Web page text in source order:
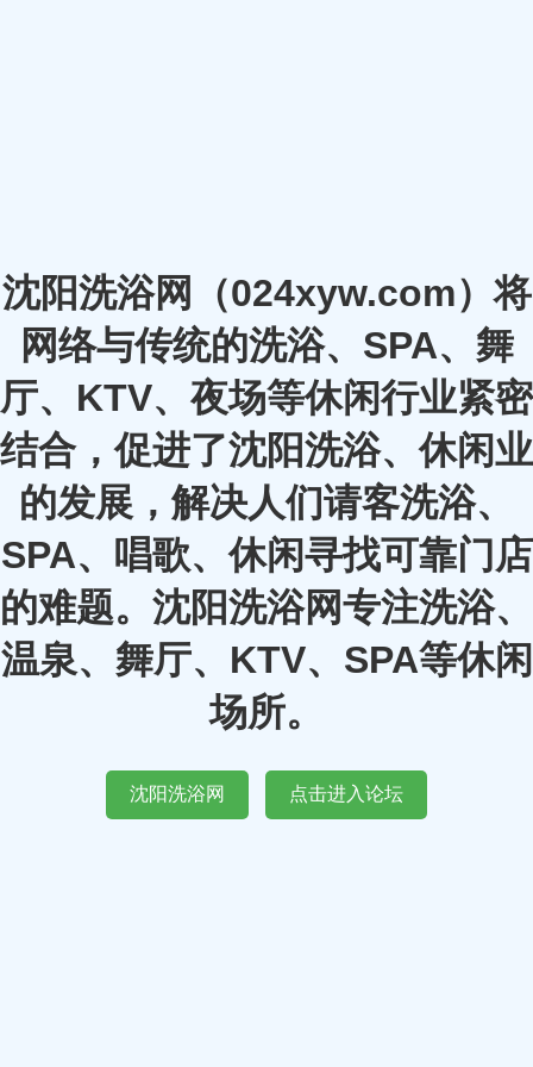
沈阳洗浴网（024xyw.com）将
网络与传统的洗浴、SPA、舞
厅、KTV、夜场等休闲行业紧密
结合，促进了沈阳洗浴、休闲业
的发展，解决人们请客洗浴、
SPA、唱歌、休闲寻找可靠门店
的难题。沈阳洗浴网专注洗浴、
温泉、舞厅、KTV、SPA等休闲
场所。
沈阳洗浴网 点击进入论坛